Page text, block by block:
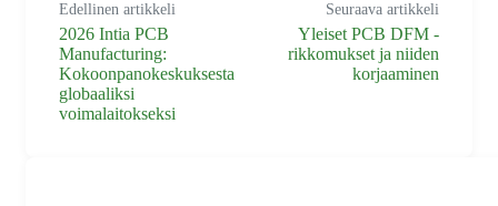
Edellinen artikkeli
2026 Intia PCB
Manufacturing:
Kokoonpanokeskuksesta
globaaliksi
voimalaitokseksi
Seuraava artikkeli
Yleiset PCB DFM -
rikkomukset ja niiden
korjaaminen